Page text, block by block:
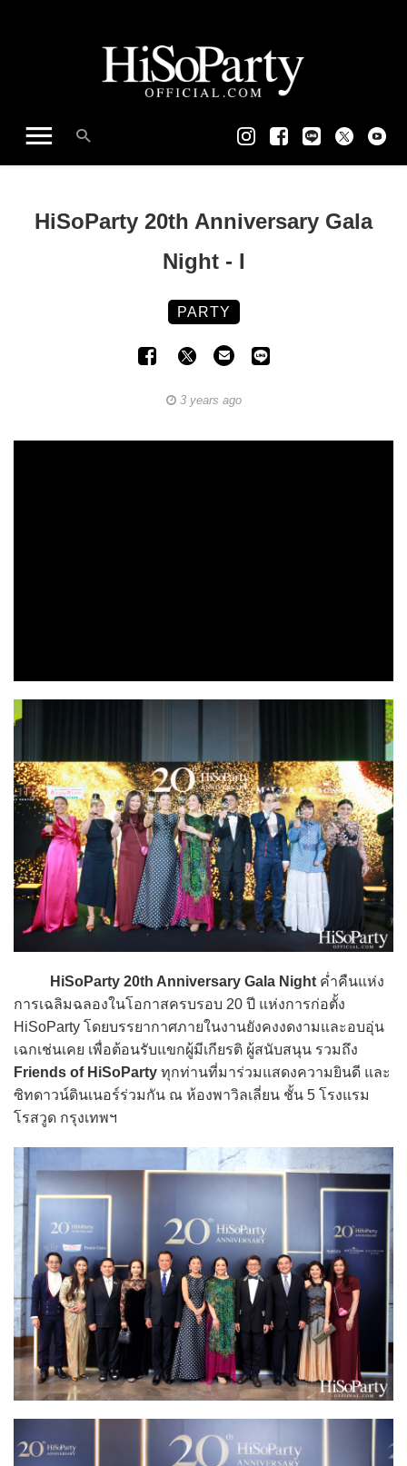
HiSoParty 20th Anniversary Gala
Night - I
PARTY
3 years ago
HiSoParty 20th Anniversary Gala Night ค่ำคืนแห่ง
การเฉลิมฉลองในโอกาสครบรอบ 20 ปี แห่งการก่อตั้ง
HiSoParty โดยบรรยากาศภายในงานยังคงงดงามและอบอุ่น
เฉกเช่นเคย เพื่อต้อนรับแขกผู้มีเกียรติ ผู้สนับสนุน รวมถึง
Friends of HiSoParty ทุกท่านที่มาร่วมแสดงความยินดี และ
ซิทดาวน์ดินเนอร์ร่วมกัน ณ ห้องพาวิลเลี่ยน ชั้น 5 โรงแรม
โรสวูด กรุงเทพฯ